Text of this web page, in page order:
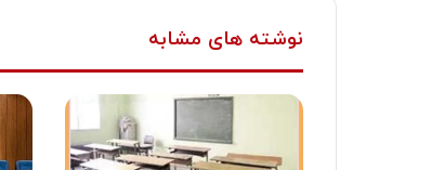
نوشته های مشابه